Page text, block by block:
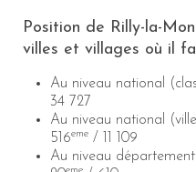
Position de Rilly-la-
villes et villages où il
Au niveau national
34 727
Au niveau national
516eme / 11 109
Au niveau